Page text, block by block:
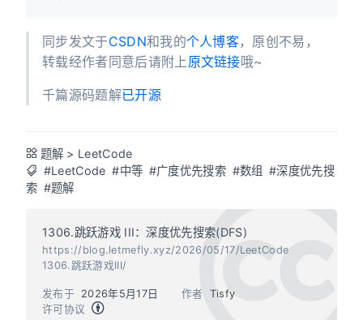
同步发文于CSDN和我的个人博客，原创不易，
转载经作者同意后请附上 原文链接哦~
千篇源码题解已开源
题解 > LeetCode
#LeetCode #中等 #广度优先搜索 #数组 #深度优先搜
索 #题解
1306.跳跃游戏 III：深度优先搜索(DFS)
https://blog.letmefly.xyz/2026/05/17/LeetCode
1306.跳跃游戏III/
作者 Tisfy
发布于
2026年5月17日
许可协议